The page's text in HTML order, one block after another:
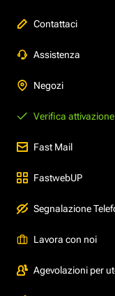
Contattaci
Assistenza
Negozi
Verifica attivazione
Fast Mail
FastwebUP
Segnalazione
Lavora con noi
Agevolazioni per